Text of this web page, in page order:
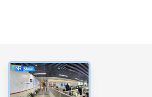
категории